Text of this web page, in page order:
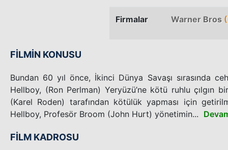
Firmalar Warner Bros
FİLMİN KONUSU
Bundan 60 yıl önce, İkinci Dünya Savaşı sırasında
Hellboy, (Ron Perlman) Yeryüzü’ne kötü ruhlu çılgın
(Karel Roden) tarafından kötülük yapması için
Hellboy, Profesör Broom (John Hurt) yönetimin...
FİLM KADROSU